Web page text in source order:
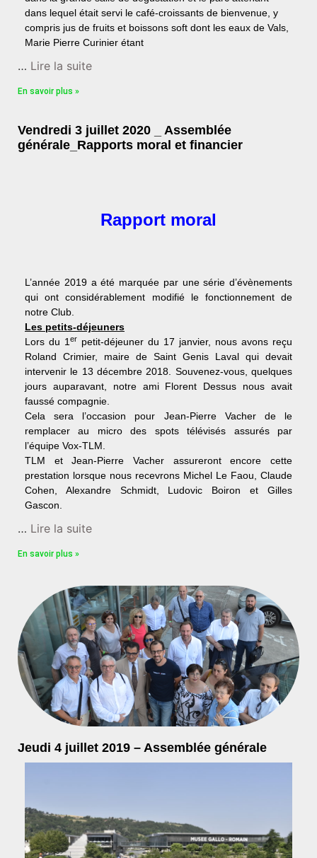
dans lequel était servi le café-croissants de bienvenue, y
compris jus de fruits et boissons soft dont les eaux de Vals,
Marie Pierre Curinier étant
… Lire la suite
En savoir plus »
Vendredi 3 juillet 2020 _ Assemblée
générale_Rapports moral et financier
Rapport moral
L’année 2019 a été marquée par une série d’évènements
qui ont considérablement modifié le fonctionnement de
notre Club.
Les petits-déjeuners
Lors du 1er petit-déjeuner du 17 janvier, nous avons reçu
Roland Crimier, maire de Saint Genis Laval qui devait
intervenir le 13 décembre 2018. Souvenez-vous, quelques
jours auparavant, notre ami Florent Dessus nous avait
faussé compagnie.
Cela sera l’occasion pour Jean-Pierre Vacher de le
remplacer au micro des spots télévisés assurés par
l’équipe Vox-TLM.
TLM et Jean-Pierre Vacher assureront encore cette
prestation lorsque nous recevrons Michel Le Faou, Claude
Cohen, Alexandre Schmidt, Ludovic Boiron et Gilles
Gascon.
… Lire la suite
En savoir plus »
Jeudi 4 juillet 2019 – Assemblée générale